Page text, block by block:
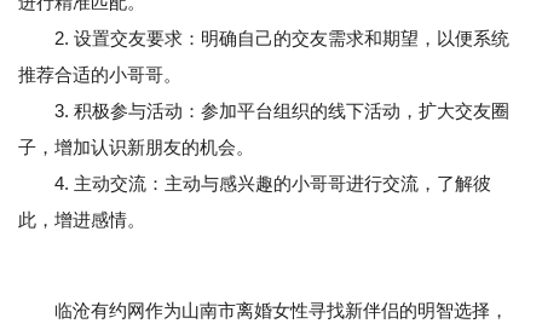
2. 设置交友要求：明确自己的交友需求和期望，以便系统
推荐合适的小哥哥。
3. 积极参与活动：参加平台组织的线下活动，扩大交友圈
子，增加认识新朋友的机会。
4. 主动交流：主动与感兴趣的小哥哥进行交流，了解彼
此，增进感情。
临沧有约网作为山南市离婚女性寻找新伴侣的明智选择，